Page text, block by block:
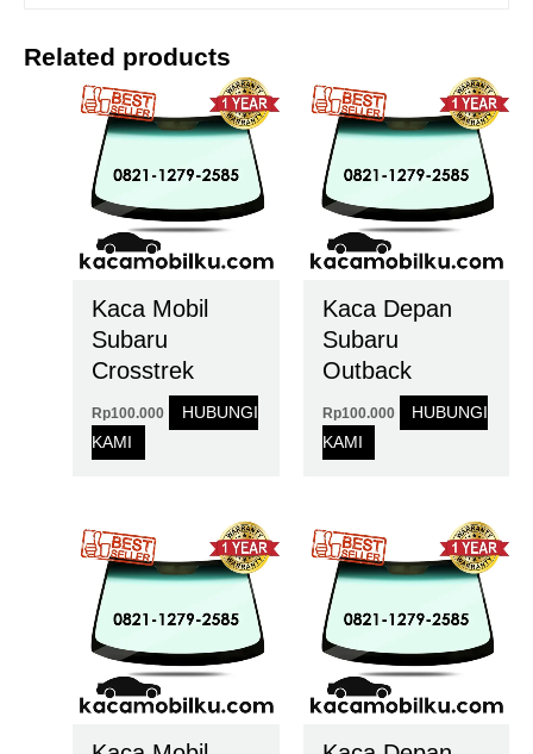
Related products
Kaca Mobil
Subaru
Crosstrek
Rp100.000
HUBUNGI
KAMI
Kaca Depan
Subaru
Outback
Rp100.000
HUBUNGI
KAMI